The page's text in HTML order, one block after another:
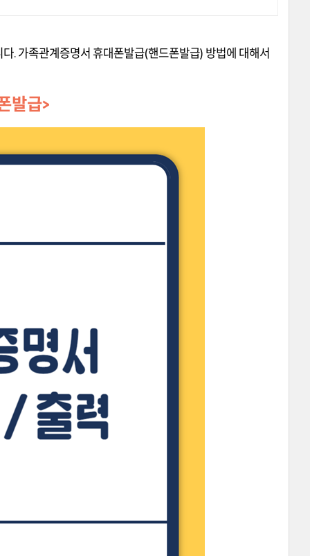
. 가족관계증명서 휴대폰발급(핸드폰발급) 방법에 대해서
발급>